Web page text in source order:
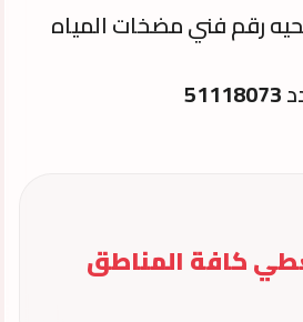
رقم فني مضخات المياه
51118073
كافة المناطق